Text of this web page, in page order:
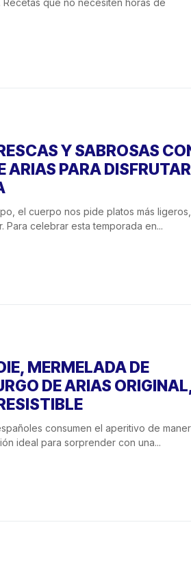
Y SABROSAS
ARIAS PARA DISFRUTAR
el cuerpo nos pide platos más ligeros,
celebrar esta temporada en...
MERMELADA DE
DE ARIAS
consumen el aperitivo de
ideal para sorprender con una...